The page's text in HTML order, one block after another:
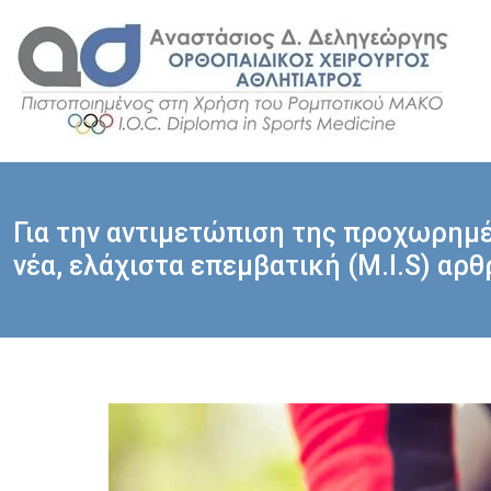
περιεχόμενο
Για την αντιμετώπιση της
νέα, ελάχιστα επεμβατική (M.I.S)